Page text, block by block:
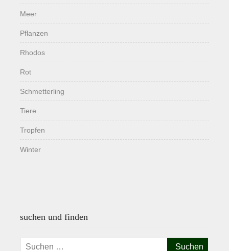
Meer
Pflanzen
Rhodos
Rot
Schmetterling
Tiere
Tropfen
Winter
suchen und finden
Suchen